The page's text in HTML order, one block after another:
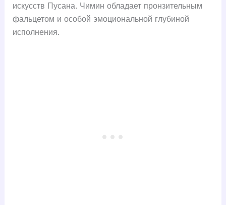
искусств Пусана. Чимин обладает пронзительным
фальцетом и особой эмоциональной глубиной
исполнения.